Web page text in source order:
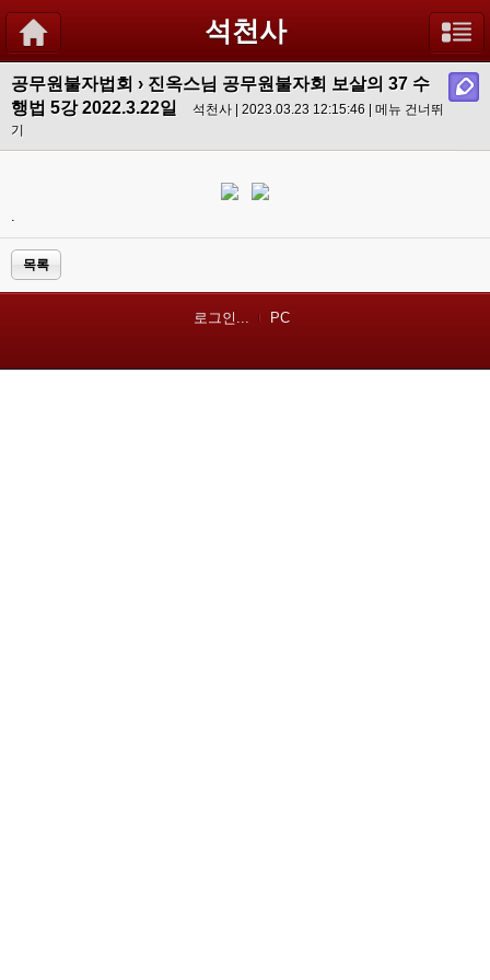
석천사
공무원불자법회 › 진옥스님 공무원불자회 보살의 37 수
행법 5강 2022.3.22일
석천사 | 2023.03.23 12:15:46 | 메뉴 건너뛰
기
.
목록
로그인... PC